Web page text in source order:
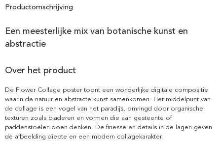
Productomschrijving
Een meesterlijke mix van botanische kunst en
abstractie
Over het product
De Flower Collage poster toont een wonderlijke digitale compositie
waarin de natuur en abstracte kunst samenkomen. Het middelpunt van
de collage is een vogel van het paradijs, omringd door organische
texturen zoals bladeren en vormen die aan gesteente of
paddenstoelen doen denken. De finesse en details in de lagen geven
de afbeelding diepte en een modern collagekarakter.